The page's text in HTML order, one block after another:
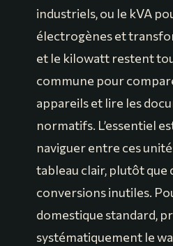
industriels, ou le kVA
électrogènes et
et le kilowatt restent
commune pour
appareils et lire les
normatifs. L’essentiel
naviguer entre ces
tableau clair, plutôt que
conversions inutiles.
domestique standard,
systématiquement le